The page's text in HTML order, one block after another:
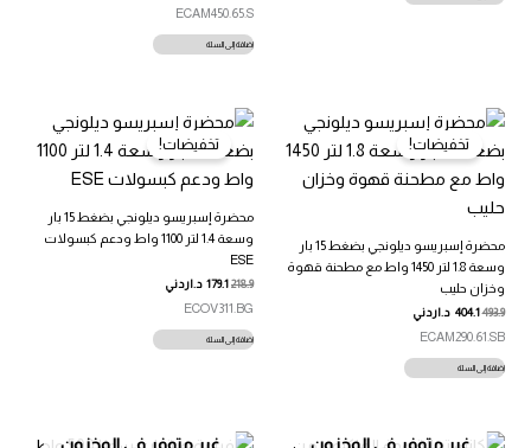
ECAM450.65.S
إضافة إلى السلة
تخفيضات!
محضرة إسبريسو ديلونجي بضغط 15 بار
وسعة 1.8 لتر 1450 واط مع مطحنة قهوة
وخزان حليب
493.9
404.1 د.اردني
ECAM290.61.SB
إضافة إلى السلة
تخفيضات!
محضرة إسبريسو ديلونجي بضغط 15 بار
وسعة 1.4 لتر 1100 واط ودعم كبسولات
ESE
218.9
179.1 د.اردني
ECOV311.BG
إضافة إلى السلة